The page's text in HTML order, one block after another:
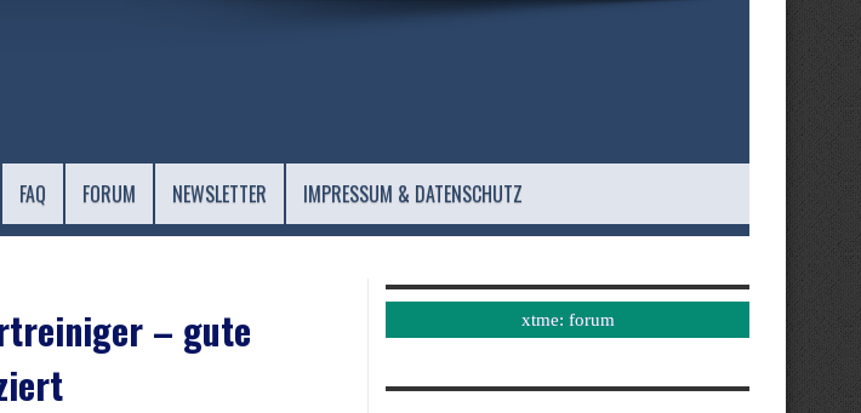
FAQ FORUM NEWSLETTER IMPRESSUM & DATENSCHUTZ
– gute
xtme: forum